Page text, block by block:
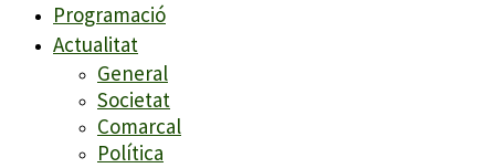
Programació
Actualitat
General
Societat
Comarcal
Política